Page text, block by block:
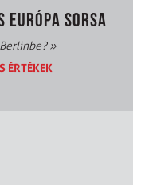
EURÓPA SORSA
»
ÉRTÉKEK